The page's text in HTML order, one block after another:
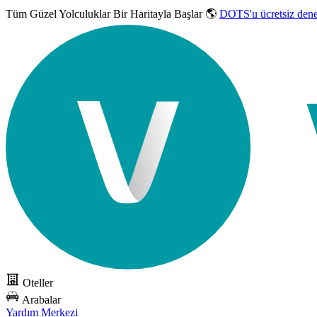
Tüm Güzel YolculuklarBir Haritayla Başlar 🌎 DOTS'u ücretsiz
Oteller
Arabalar
Yardım Merkezi